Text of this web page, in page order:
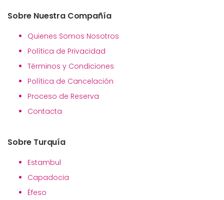
Sobre Nuestra Compañía
Quienes Somos Nosotros
Política de Privacidad
Términos y Condiciones
Política de Cancelación
Proceso de Reserva
Contacta
Sobre Turquía
Estambul
Capadocia
Éfeso